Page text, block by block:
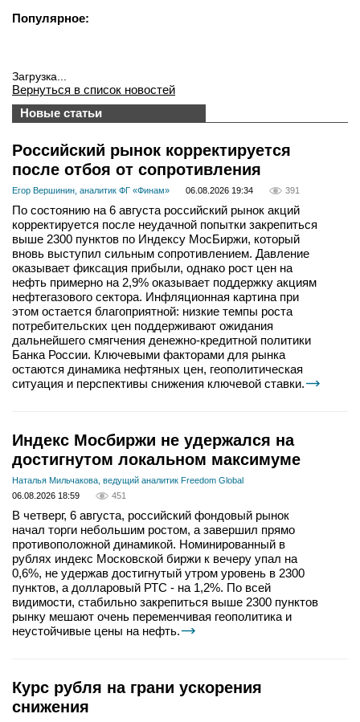
Популярное:
Загрузка...
Вернуться в список новостей
Новые статьи
Российский рынок корректируется
после отбоя от сопротивления
Егор Вершинин, аналитик ФГ «Финам» 06.08.2026 19:34 391
По состоянию на 6 августа российский рынок акций
корректируется после неудачной попытки закрепиться
выше 2300 пунктов по Индексу МосБиржи, который
вновь выступил сильным сопротивлением. Давление
оказывает фиксация прибыли, однако рост цен на
нефть примерно на 2,9% оказывает поддержку акциям
нефтегазового сектора. Инфляционная картина при
этом остается благоприятной: низкие темпы роста
потребительских цен поддерживают ожидания
дальнейшего смягчения денежно-кредитной политики
Банка России. Ключевыми факторами для рынка
остаются динамика нефтяных цен, геополитическая
ситуация и перспективы снижения ключевой ставки.
Индекс Мосбиржи не удержался на
достигнутом локальном максимуме
Наталья Мильчакова, ведущий аналитик Freedom Global
06.08.2026 18:59
451
В четверг, 6 августа, российский фондовый рынок
начал торги небольшим ростом, а завершил прямо
противоположной динамикой. Номинированный в
рублях индекс Московской биржи к вечеру упал на
0,6%, не удержав достигнутый утром уровень в 2300
пунктов, а долларовый РТС - на 1,2%. По всей
видимости, стабильно закрепиться выше 2300 пунктов
рынку мешают очень переменчивая геополитика и
неустойчивые цены на нефть.
Курс рубля на грани ускорения
снижения